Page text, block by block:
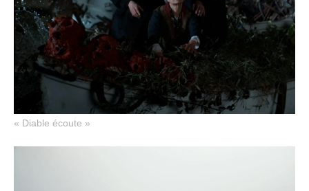
« Diable écoute »